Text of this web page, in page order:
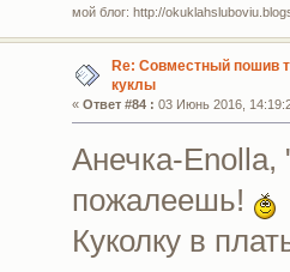
мой блог: http://
Re: Совместный пошив
куклы
«Ответ #84 : 03 Июнь 2016,
Анечка-Enolla,
пожалеешь!
Куколку в